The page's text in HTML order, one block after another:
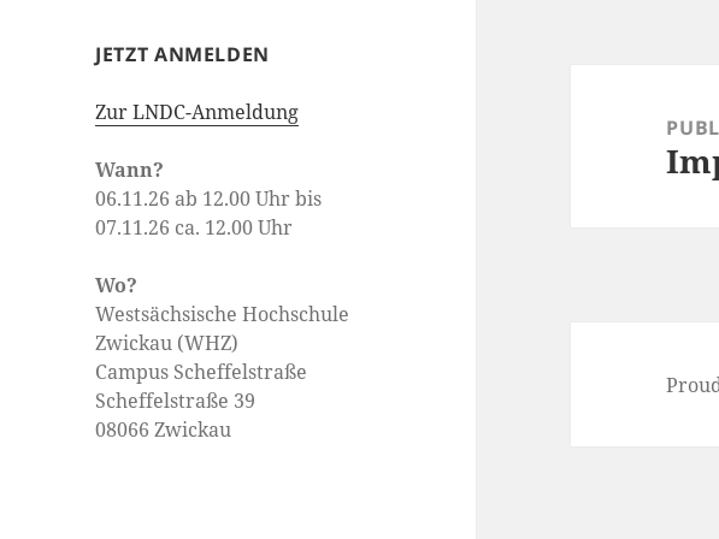
JETZT ANMELDEN
Zur LNDC-Anmeldung
Wann?
06.11.26 ab 12.00 Uhr bis
07.11.26 ca. 12.00 Uhr
Wo?
Westsächsische Hochschule
Zwickau (WHZ)
Campus Scheffelstraße
Scheffelstraße 39
08066 Zwickau
navigation